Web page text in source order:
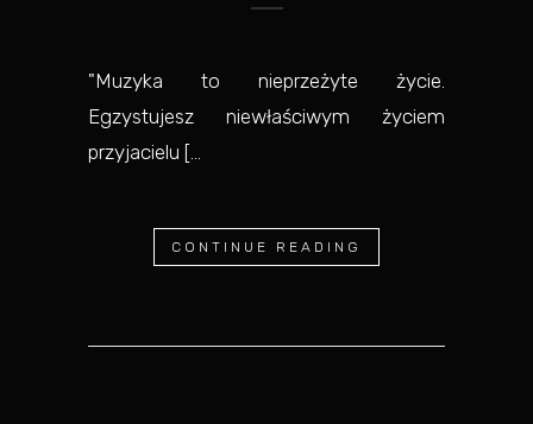
"Muzyka to nieprzeżyte życie.
Egzystujesz niewłaściwym życiem
przyjacielu [...
CONTINUE READING